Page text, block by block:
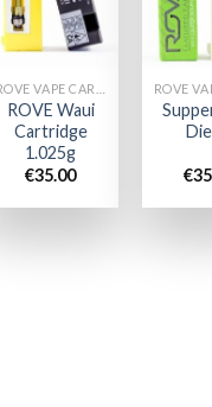
Add to
wishlist
ROVE Waui
Cartridge
1.025g
€35.00 €